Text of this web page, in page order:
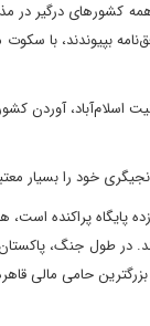
کشورهای درگیر در
بپیوندند، با
اسلام‌آباد، آوردن
خود را بسیار
پایگاه پراکنده
در طول جنگ،
حامی مالی